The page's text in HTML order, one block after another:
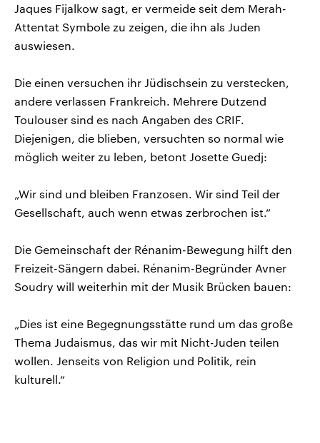
Jaques Fijalkow sagt, er vermeide seit dem Merah-
Attentat Symbole zu zeigen, die ihn als Juden
auswiesen.
Die einen versuchen ihr Jüdischsein zu verstecken,
andere verlassen Frankreich. Mehrere Dutzend
Toulouser sind es nach Angaben des CRIF.
Diejenigen, die blieben, versuchten so normal wie
möglich weiter zu leben, betont Josette Guedj:
„Wir sind und bleiben Franzosen. Wir sind Teil der
Gesellschaft, auch wenn etwas zerbrochen ist.“
Die Gemeinschaft der Rénanim-Bewegung hilft den
Freizeit-Sängern dabei. Rénanim-Begründer Avner
Soudry will weiterhin mit der Musik Brücken bauen:
„Dies ist eine Begegnungsstätte rund um das große
Thema Judaismus, das wir mit Nicht-Juden teilen
wollen. Jenseits von Religion und Politik, rein
kulturell.“